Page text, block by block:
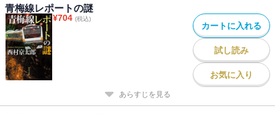
青梅線レポートの謎
¥704 (税込)
カートに入れる
試し読み
お気に入り
あらすじを見る